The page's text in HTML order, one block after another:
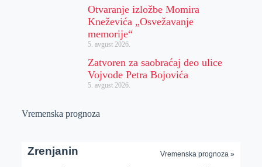
Otvaranje izložbe Momira
Kneževića „Osvežavanje
memorije“
5. avgust 2026.
Zatvoren za saobraćaj deo ulice
Vojvode Petra Bojovića
5. avgust 2026.
Vremenska prognoza